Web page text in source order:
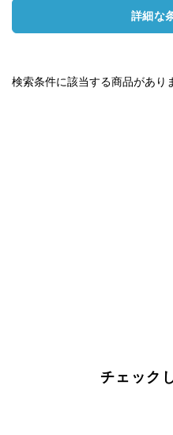
詳細な
検索条件に該当する商品があり
チェック